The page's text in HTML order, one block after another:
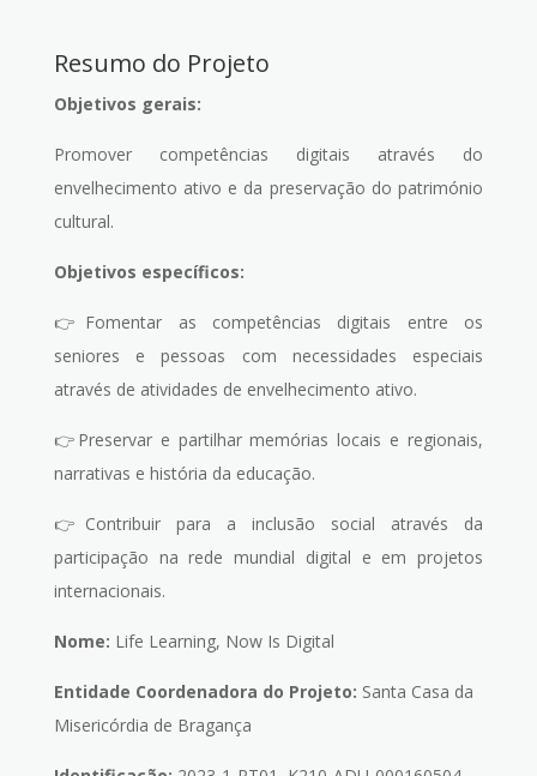
Resumo do Projeto
Objetivos gerais:
Promover competências digitais através do
envelhecimento ativo e da preservação do património
cultural.
Objetivos específicos:
👉Fomentar as competências digitais entre os
seniores e pessoas com necessidades especiais
através de atividades de envelhecimento ativo.
👉Preservar e partilhar memórias locais e regionais,
narrativas e história da educação.
👉Contribuir para a inclusão social através da
participação na rede mundial digital e em projetos
internacionais.
Nome: Life Learning, Now Is Digital
Entidade Coordenadora do Projeto: Santa Casa da
Misericórdia de Bragança